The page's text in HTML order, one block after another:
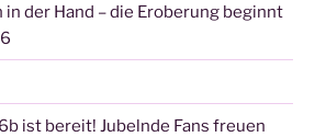
in der Hand – die Eroberung beginnt
ist bereit! Jubelnde Fans freuen